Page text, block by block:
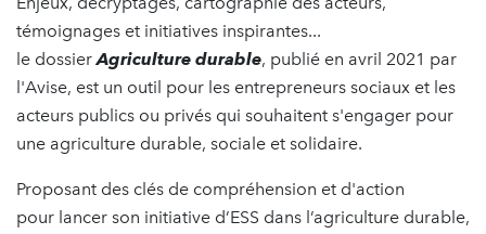
témoignages et initiatives inspirantes...
le dossierAgriculture durable, publié en avril 2021 par
l'Avise, est un outil pour les entrepreneurs sociaux et les
acteurs publics ou privés qui souhaitent s'engager pour
une agriculture durable, sociale et solidaire.
Proposant des clés de compréhension et d'action
pour lancer son initiative d’ESS dans l’agriculture durable,